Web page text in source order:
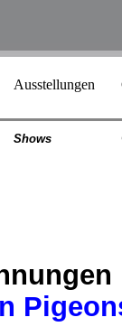
Ausstellungen
Shows